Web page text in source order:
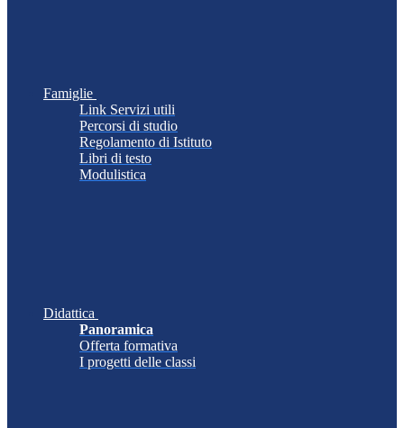
Famiglie
Link Servizi utili
Percorsi di studio
Regolamento di Istituto
Libri di testo
Modulistica
Didattica
Panoramica
Offerta formativa
I progetti delle classi